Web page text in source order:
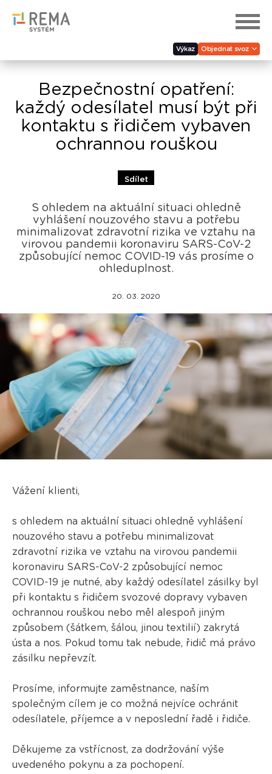
Výkaz Objednat svoz
Bezpečnostní opatření:
každý odesílatel musí být při
kontaktu s řidičem vybaven
ochrannou rouškou
Sdílet
S ohledem na aktuální situaci ohledně
vyhlášení nouzového stavu a potřebu
minimalizovat zdravotní rizika ve vztahu na
virovou pandemii koronaviru SARS-CoV-2
způsobující nemoc COVID-19 vás prosíme o
ohleduplnost.
20. 03. 2020
Vážení klienti,
s ohledem na aktuální situaci ohledně vyhlášení
nouzového stavu a potřebu minimalizovat
zdravotní rizika ve vztahu na virovou pandemii
koronaviru SARS-CoV-2 způsobující nemoc
COVID-19 je nutné, aby každý odesílatel zásilky byl
při kontaktu s řidičem svozové dopravy vybaven
ochrannou rouškou nebo měl alespoň jiným
způsobem (šátkem, šálou, jinou textilií) zakrytá
ústa a nos. Pokud tomu tak nebude, řidič má právo
zásilku nepřevzít.
Prosíme, informujte zaměstnance, naším
společným cílem je co možná nejvíce ochránit
odesílatele, příjemce a v neposlední řadě i řidiče.
Děkujeme za vstřícnost, za dodržování výše
uvedeného pokynu a za pochopení.